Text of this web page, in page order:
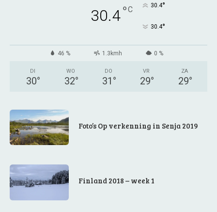
30.4°C 30.4°
30.4°
46 % 1.3kmh 0 %
DI
30°
WO
32°
DO
31 °
VR
29°
ZA
29°
Foto’s Op verkenning in Senja 2019
Finland 2018 – week 1